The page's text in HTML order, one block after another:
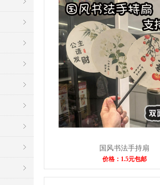
国风书法手持扇
价格：1.5元包邮